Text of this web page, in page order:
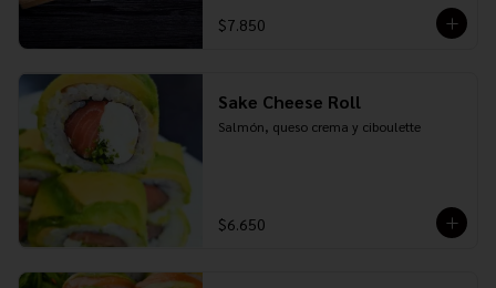
$7.850
Sake Cheese Roll
Salmón, queso crema y ciboulette
$6.650